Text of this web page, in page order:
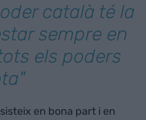
català té la
sempre en
els poders
en bona part i en